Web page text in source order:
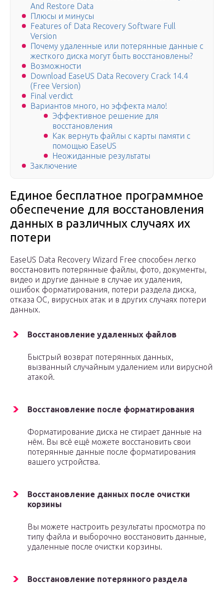
And Restore Data
Плюсы и минусы
Features of Data Recovery Software Full
Version
Почему удаленные или потерянные данные с
жесткого диска могут быть восстановлены?
Возможности
Download EaseUS Data Recovery Crack 14.4
(Free Version)
Final verdict
Вариантов много, но эффекта мало!
Эффективное решение для
восстановления
Как вернуть файлы с карты памяти с
помощью EaseUS
Неожиданные результаты
Заключение
Единое бесплатное программное
обеспечение для восстановления
данных в различных случаях их
потери
EaseUS Data Recovery Wizard Free способен легко
восстановить потерянные файлы, фото, документы,
видео и другие данные в случае их удаления,
ошибок форматирования, потери раздела диска,
отказа ОС, вирусных атак и в других случаях потери
данных.
Восстановление удаленных файлов
Быстрый возврат потерянных данных,
вызванный случайным удалением или вирусной
атакой.
Восстановление после форматирования
Форматирование диска не стирает данные на
нём. Вы всё ещё можете восстановить свои
потерянные данные после форматирования
вашего устройства.
Восстановление данных после очистки
корзины
Вы можете настроить результаты просмотра по
типу файла и выборочно восстановить данные,
удаленные после очистки корзины.
Восстановление потерянного раздела